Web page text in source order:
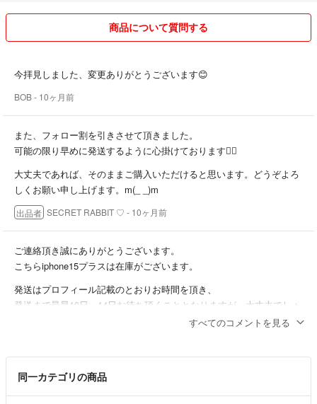
iphone14 plus
iphone13 pro
iphone12
iphone12 pro
iphone11pro
iphone11promax
X/XS
XS Max
7 / 8 / SE / SE2
7plus/8plus
画像色
✿ ✿ εїз ✿ ✿ ✿ εїз ✿ ✿
残念評価について、
誠実に対応させて頂きますので、必ずご連絡頂けますようにお願いいた
します。
どうぞよろしくお願い致します。
【発送について】
商品は全て在庫がございます。
（可能の限り早めに発送するように心掛けております）
ご不便をおかけしますが、何卒どうぞよろしくお願いします。ご理解の
上、ご購入お願いいたします♡
ので品質に違いがあり別商品です。
商品について質問する
今拝見しました、変更ありがとうございます😊
BOB- 10ヶ月前
また、フォロー割を引きさせて頂きました。
可能の限り早めに発送するように心掛けております🙇‍♀️
大丈夫であれば、そのままご購入いただけると思います。どうぞよろ
しくお願い申し上げます。m(_ _)m
出品者 SECRET RABBIT ♡ - 10ヶ月前
ご連絡頂き誠にありがとうございます。
こちらiphone15プラスは在庫がございます。
発送はプロフィール記載のとおりお時間を頂き、
発送まで最早10日～14日お待ち頂くこととなりますが、大丈夫でしょ
うか？(本日ご購入頂く場合、発送予定日『最早』11/04となりま
出品者 SECRET RABBIT ♡- 10ヶ月前
以前同じ商品でお世話になりました、
すべてのコメントを見る
同一カテゴリの商品